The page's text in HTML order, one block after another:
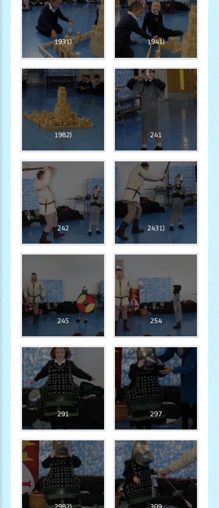
1931) 1941)
1982) 241
242 2431)
245 254
291 297